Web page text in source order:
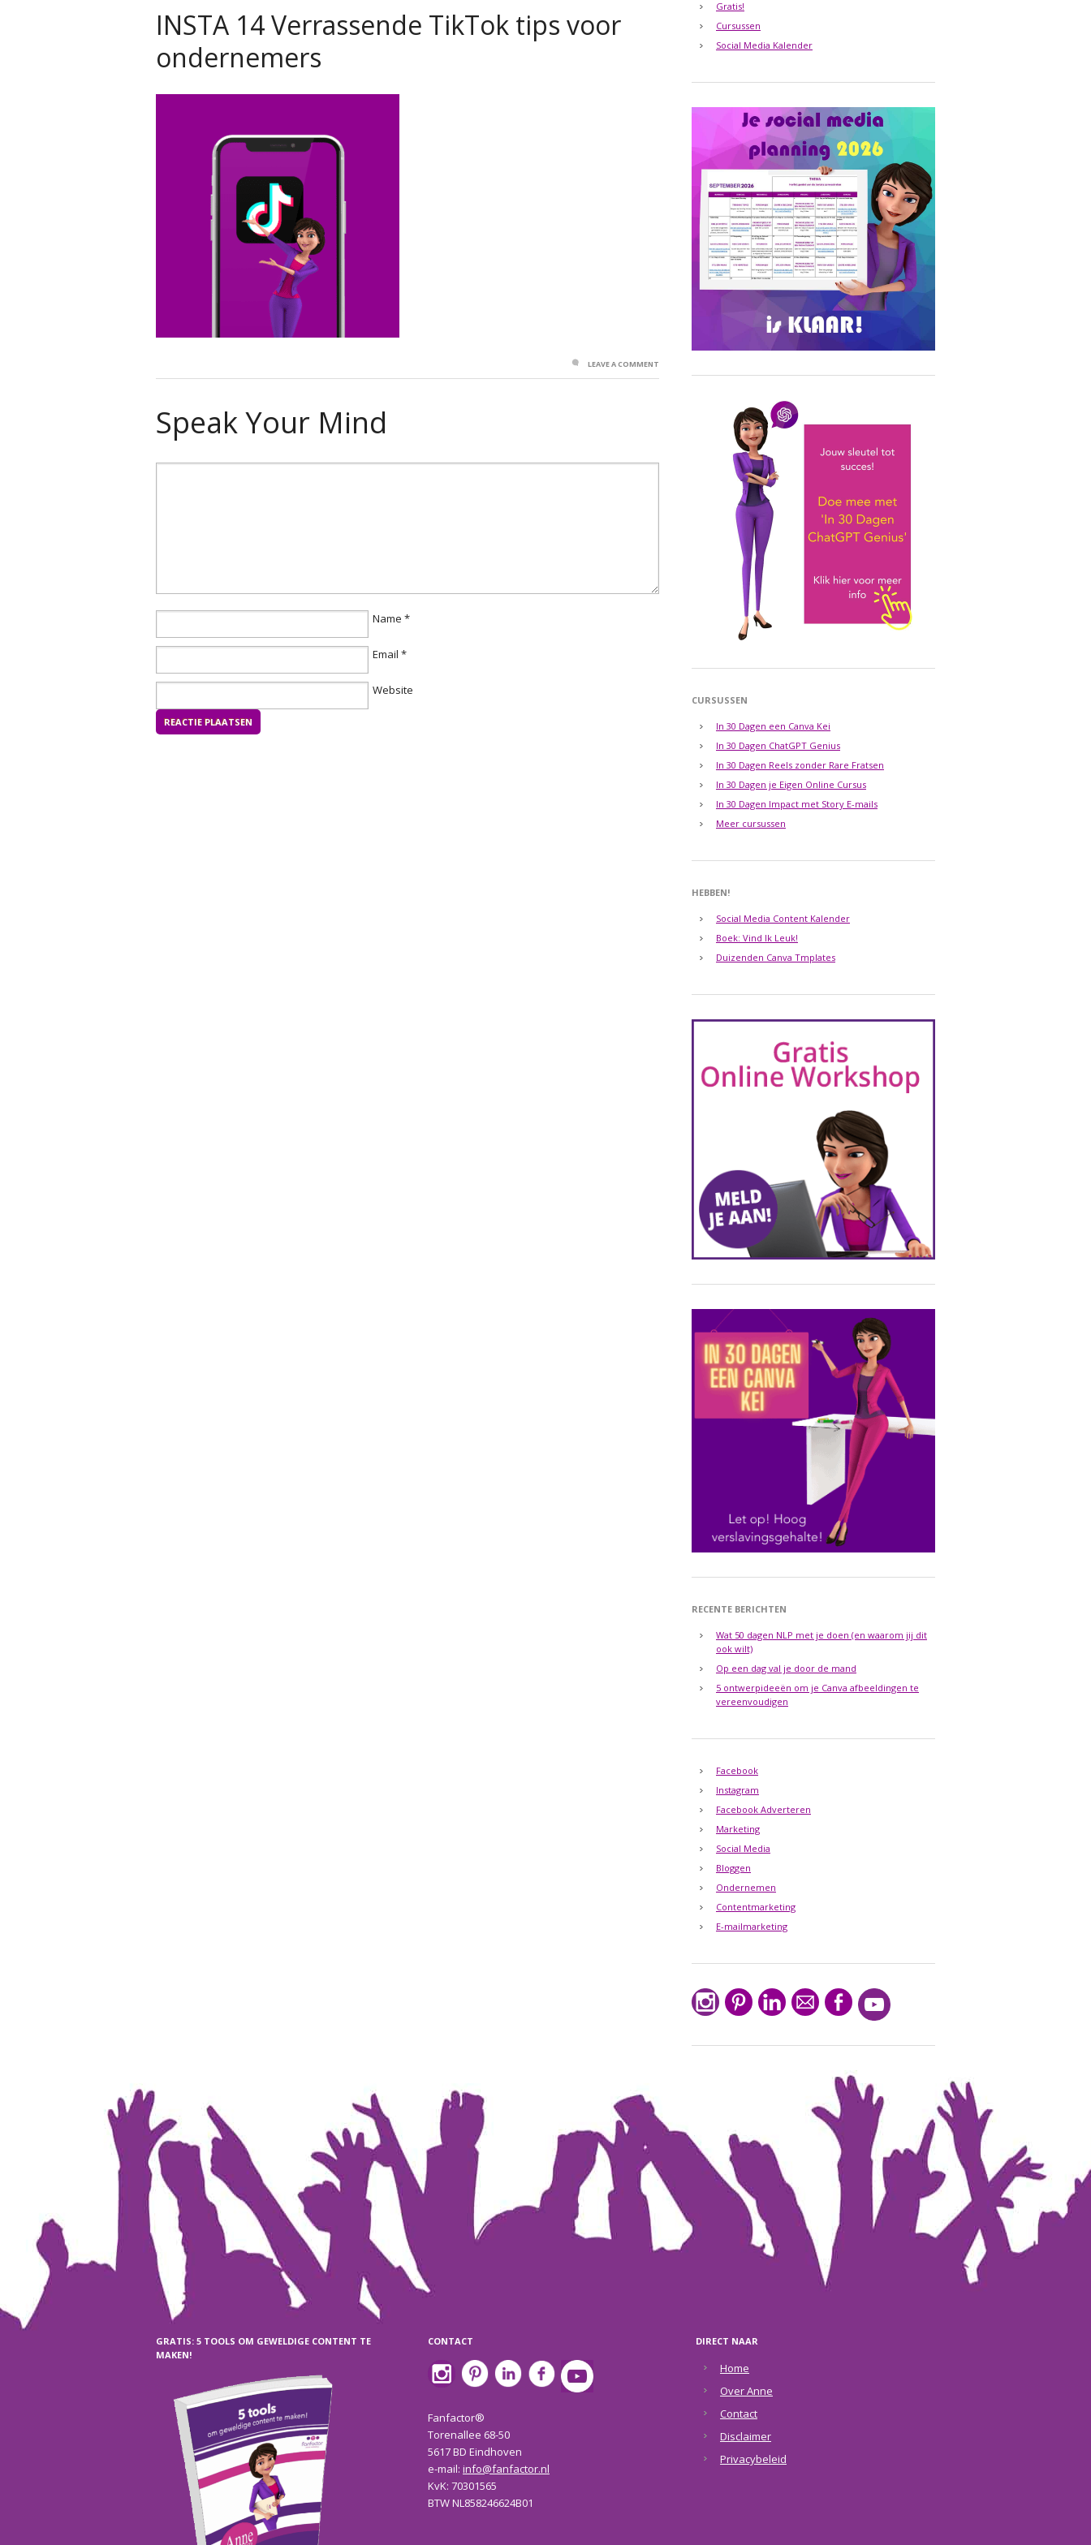
INSTA 14 Verrassende TikTok tips voor
ondernemers
LEAVE A COMMENT
Speak Your Mind
Name *
Email *
Website
Gratis!
Cursussen
Social Media Kalender
CURSUSSEN
In 30 Dagen een Canva Kei
In 30 Dagen ChatGPT Genius
In 30 Dagen Reels zonder Rare Fratsen
In 30 Dagen je Eigen Online Cursus
In 30 Dagen Impact met Story E-mails
Meer cursussen
HEBBEN!
Social Media Content Kalender
Boek: Vind Ik Leuk!
Duizenden Canva Tmplates
RECENTE BERICHTEN
Wat 50 dagen NLP met je doen (en waarom jij dit
ook wilt)
Op een dag val je door de mand
5 ontwerpideeën om je Canva afbeeldingen te
vereenvoudigen
Facebook
Instagram
Facebook Adverteren
Marketing
Social Media
Bloggen
Ondernemen
Contentmarketing
E-mailmarketing
GRATIS: 5 TOOLS OM GEWELDIGE CONTENT TE
MAKEN!
CONTACT
Fanfactor®
Torenallee 68-50
5617 BD Eindhoven
e-mail: info@fanfactor.nl
KvK: 70301565
BTW NL858246624B01
DIRECT NAAR
Home
Over Anne
Contact
Disclaimer
Privacybeleid